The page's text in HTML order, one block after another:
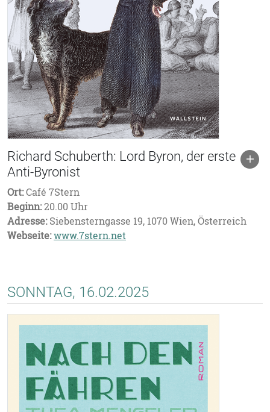
Richard Schuberth: Lord Byron, der erste
Anti-Byronist
Ort:Café 7Stern
Beginn:20.00 Uhr
Adresse:Siebensterngasse 19, 1070 Wien, Österreich
Webseite:www.7stern.net
SONNTAG, 16.02.2025